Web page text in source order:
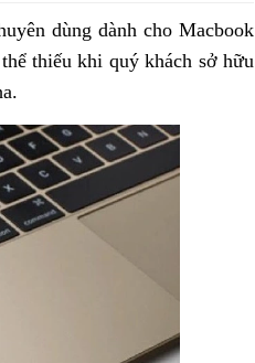
dùng dành cho Macbook
thiếu khi quý khách sở hữu